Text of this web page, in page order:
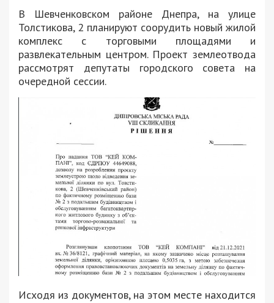
В Шевченковском районе Днепра, на улице
Толстикова, 2 планируют соорудить новый жилой
комплекс с торговыми площадями и
развлекательным центром. Проект землеотвода
рассмотрят депутаты городского совета на
очередной сессии.
Исходя из документов, на этом месте находится